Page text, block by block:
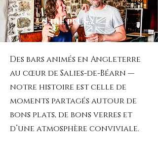
Lire plus...
Des bars animés en Angleterre
au cœur de Salies-de-Béarn —
notre histoire est celle de
moments partagés autour de
bons plats, de bons verres et
d’une atmosphère conviviale.